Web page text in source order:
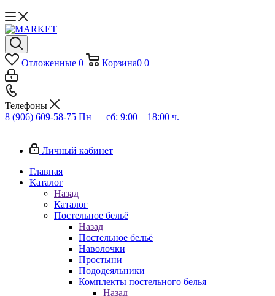
Отложенные 0 Корзина0 0
Телефоны
8 (906) 609-58-75 Пн — сб: 9:00 – 18:00 ч.
Личный кабинет
Главная
Каталог
Назад
Каталог
Постельное бельё
Назад
Постельное бельё
Наволочки
Простыни
Пододеяльники
Комплекты постельного белья
Назад